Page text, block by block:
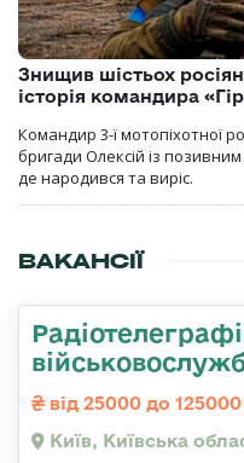
Знищив шістьох
історія командира
Командир 3-ї мотопіхотної
бригади Олексій із
де народився та виріс.
ВАКАНСІЇ
від 25000 до
Київ, Київська